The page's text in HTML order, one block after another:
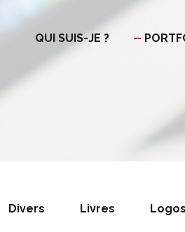
QUI SUIS-JE ?
Divers Livres Logos